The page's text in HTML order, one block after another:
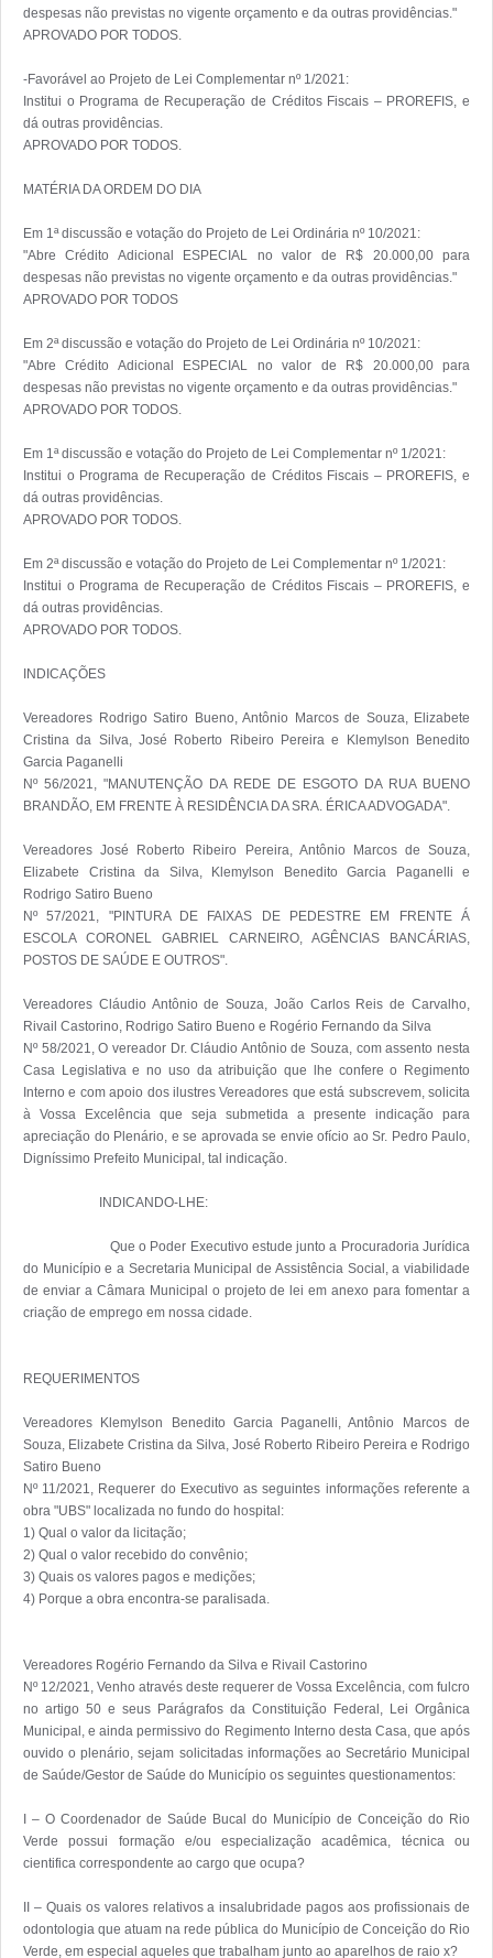
despesas não previstas no vigente orçamento e da outras providências."
APROVADO POR TODOS.
-Favorável ao Projeto de Lei Complementar nº 1/2021:
Institui o Programa de Recuperação de Créditos Fiscais – PROREFIS, e
dá outras providências.
APROVADO POR TODOS.
MATÉRIA DA ORDEM DO DIA
Em 1ª discussão e votação do Projeto de Lei Ordinária nº 10/2021:
"Abre Crédito Adicional ESPECIAL no valor de R$ 20.000,00 para
despesas não previstas no vigente orçamento e da outras providências."
APROVADO POR TODOS
Em 2ª discussão e votação do Projeto de Lei Ordinária nº 10/2021:
"Abre Crédito Adicional ESPECIAL no valor de R$ 20.000,00 para
despesas não previstas no vigente orçamento e da outras providências."
APROVADO POR TODOS.
Em 1ª discussão e votação do Projeto de Lei Complementar nº 1/2021:
Institui o Programa de Recuperação de Créditos Fiscais – PROREFIS, e
dá outras providências.
APROVADO POR TODOS.
Em 2ª discussão e votação do Projeto de Lei Complementar nº 1/2021:
Institui o Programa de Recuperação de Créditos Fiscais – PROREFIS, e
dá outras providências.
APROVADO POR TODOS.
INDICAÇÕES
Vereadores Rodrigo Satiro Bueno, Antônio Marcos de Souza, Elizabete
Cristina da Silva, José Roberto Ribeiro Pereira e Klemylson Benedito
Garcia Paganelli
Nº 56/2021, "MANUTENÇÃO DA REDE DE ESGOTO DA RUA BUENO
BRANDÃO, EM FRENTE À RESIDÊNCIA DA SRA. ÉRICA ADVOGADA".
Vereadores José Roberto Ribeiro Pereira, Antônio Marcos de Souza,
Elizabete Cristina da Silva, Klemylson Benedito Garcia Paganelli e
Rodrigo Satiro Bueno
Nº 57/2021, "PINTURA DE FAIXAS DE PEDESTRE EM FRENTE Á
ESCOLA CORONEL GABRIEL CARNEIRO, AGÊNCIAS BANCÁRIAS,
POSTOS DE SAÚDE E OUTROS".
Vereadores Cláudio Antônio de Souza, João Carlos Reis de Carvalho,
Rivail Castorino, Rodrigo Satiro Bueno e Rogério Fernando da Silva
Nº 58/2021, O vereador Dr. Cláudio Antônio de Souza, com assento nesta
Casa Legislativa e no uso da atribuição que lhe confere o Regimento
Interno e com apoio dos ilustres Vereadores que está subscrevem, solicita
à Vossa Excelência que seja submetida a presente indicação para
apreciação do Plenário, e se aprovada se envie ofício ao Sr. Pedro Paulo,
Digníssimo Prefeito Municipal, tal indicação.
do Município e a Secretaria Municipal de Assistência Social, a viabilidade
de enviar a Câmara Municipal o projeto de lei em anexo para fomentar a
criação de emprego em nossa cidade.
REQUERIMENTOS
Vereadores Klemylson Benedito Garcia Paganelli, Antônio Marcos de
Souza, Elizabete Cristina da Silva, José Roberto Ribeiro Pereira e Rodrigo
Satiro Bueno
Nº 11/2021, Requerer do Executivo as seguintes informações referente a
obra "UBS" localizada no fundo do hospital:
1) Qual o valor da licitação;
2) Qual o valor recebido do convênio;
3) Quais os valores pagos e medições;
4) Porque a obra encontra-se paralisada.
Vereadores Rogério Fernando da Silva e Rivail Castorino
Nº 12/2021, Venho através deste requerer de Vossa Excelência, com fulcro
no artigo 50 e seus Parágrafos da Constituição Federal, Lei Orgânica
Municipal, e ainda permissivo do Regimento Interno desta Casa, que após
ouvido o plenário, sejam solicitadas informações ao Secretário Municipal
de Saúde/Gestor de Saúde do Município os seguintes questionamentos:
I – O Coordenador de Saúde Bucal do Município de Conceição do Rio
Verde possui formação e/ou especialização acadêmica, técnica ou
cientifica correspondente ao cargo que ocupa?
II – Quais os valores relativos a insalubridade pagos aos profissionais de
odontologia que atuam na rede pública do Município de Conceição do Rio
Verde, em especial aqueles que trabalham junto ao aparelhos de raio x?